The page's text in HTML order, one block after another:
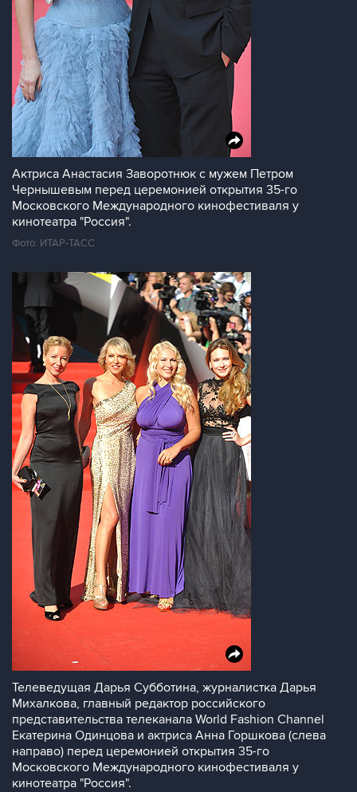
Актриса Анастасия Заворотнюк с мужем Петром
Чернышевым перед церемонией открытия 35-го
Московского Международного кинофестиваля у
кинотеатра "Россия".
Фото: ИТАР-ТАСС
Телеведущая Дарья Субботина, журналистка Дарья
Михалкова, главный редактор российского
представительства телеканала World Fashion Сhannel
Екатерина Одинцова и актриса Анна Горшкова (слева
направо) перед церемонией открытия 35-го
Московского Международного кинофестиваля у
кинотеатра "Россия".